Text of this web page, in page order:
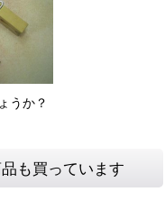
うか？
も買っています